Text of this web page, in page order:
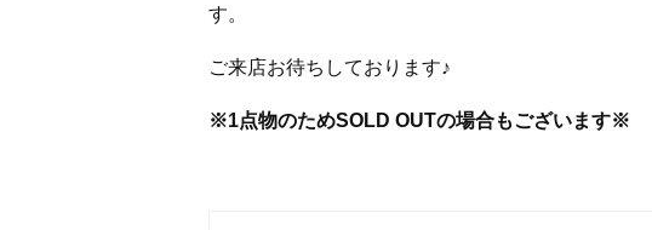
す。
ご来店お待ちしております♪
※1点物のためSOLD OUTの場合もございます※